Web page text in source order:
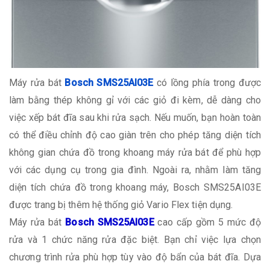
Máy rửa bát Bosch SMS25AI03E có lồng phía trong được
làm bằng thép không gỉ với các giỏ đi kèm, dễ dàng cho
việc xếp bát đĩa sau khi rửa sạch. Nếu muốn, bạn hoàn toàn
có thể điều chỉnh độ cao giàn trên cho phép tăng diện tích
không gian chứa đồ trong khoang máy rửa bát để phù hợp
với các dụng cụ trong gia đình. Ngoài ra, nhằm làm tăng
diện tích chứa đồ trong khoang máy, Bosch SMS25AI03E
được trang bị thêm hệ thống giỏ Vario Flex tiện dụng.
Máy rửa bát Bosch SMS25AI03Ecao cấp gồm 5 mức độ
rửa và 1 chức năng rửa đặc biệt. Bạn chỉ việc lựa chọn
chương trình rửa phù hợp tùy vào độ bẩn của bát đĩa. Dựa